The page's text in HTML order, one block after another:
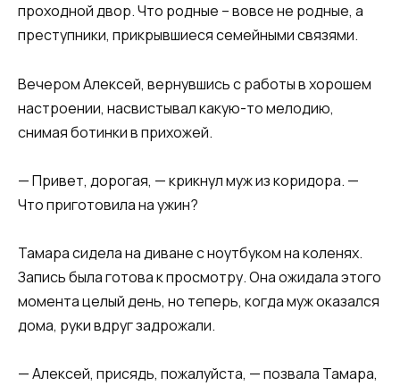
проходной двор. Что родные – вовсе не родные, а
преступники, прикрывшиеся семейными связями.
Вечером Алексей, вернувшись с работы в хорошем
настроении, насвистывал какую-то мелодию,
снимая ботинки в прихожей.
— Привет, дорогая, — крикнул муж из коридора. —
Что приготовила на ужин?
Тамара сидела на диване с ноутбуком на коленях.
Запись была готова к просмотру. Она ожидала этого
момента целый день, но теперь, когда муж оказался
дома, руки вдруг задрожали.
— Алексей, присядь, пожалуйста, — позвала Тамара,